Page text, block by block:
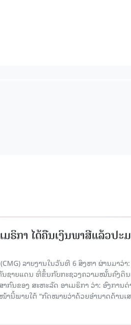
ຣິກາ ໄດ້ຄືນເງິນພາສີແລ້ວປະ
ລາຍງານໃນວັນທີ 6 ສິງຫາ ຜ່ານມາວ່
ຊາຍແດນ ທີ່ຂຶ້ນກັບກະຊວງຄວາມໝັ້ນຄົງດິນ
າກົນຂອງ ສະຫະລັດ ອາເມຣິກາ ວ່າ: ອົງການ
ນີ້ພາຍໃຕ້ “ກົດໝາຍວ່າດ້ວຍອຳນາດດ້ານເ